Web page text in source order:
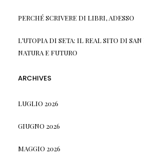
PERCHÉ SCRIVERE DI LIBRI, ADESSO
L’UTOPIA DI SETA: IL REAL SITO DI
NATURA E FUTURO
ARCHIVES
LUGLIO 2026
GIUGNO 2026
MAGGIO 2026